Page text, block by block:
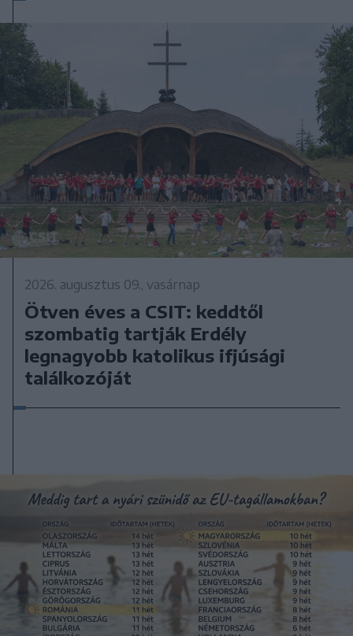
2026. augusztus 09., vasárnap
Ötven éves a CSIT: keddtől
szombatig tartják Erdély
legnagyobb katolikus ifjúsági
találkozóját